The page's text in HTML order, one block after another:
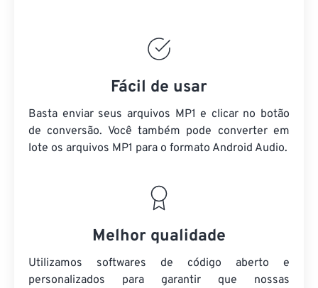
Fácil de usar
Basta enviar seus arquivos MP1 e clicar no botão
de conversão. Você também pode converter em
lote os arquivos MP1 para o formato Android Audio.
Melhor qualidade
Utilizamos softwares de código aberto e
personalizados para garantir que nossas